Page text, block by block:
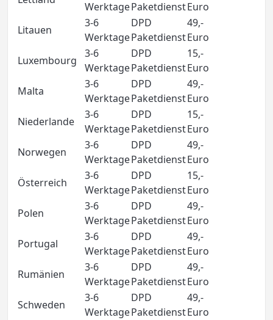
WerktagePaketdienstEuro
Litauen
3-6
Werktage
DPD
Paketdienst
49,-
Euro
Luxembourg
3-6
Werktage
DPD
Paketdienst
15,-
Euro
Malta
3-6
Werktage
DPD
Paketdienst
49,-
Euro
Niederlande
3-6
Werktage
DPD
Paketdienst
15,-
Euro
Norwegen
3-6
Werktage
DPD
Paketdienst
49,-
Euro
Österreich
3-6
Werktage
DPD
Paketdienst
15,-
Euro
Polen
3-6
Werktage
DPD
Paketdienst
49,-
Euro
Portugal
3-6
Werktage
DPD
Paketdienst
49,-
Euro
Rumänien
3-6
Werktage
DPD
Paketdienst
49,-
Euro
Schweden
3-6
Werktage
DPD
Paketdienst
49,-
Euro